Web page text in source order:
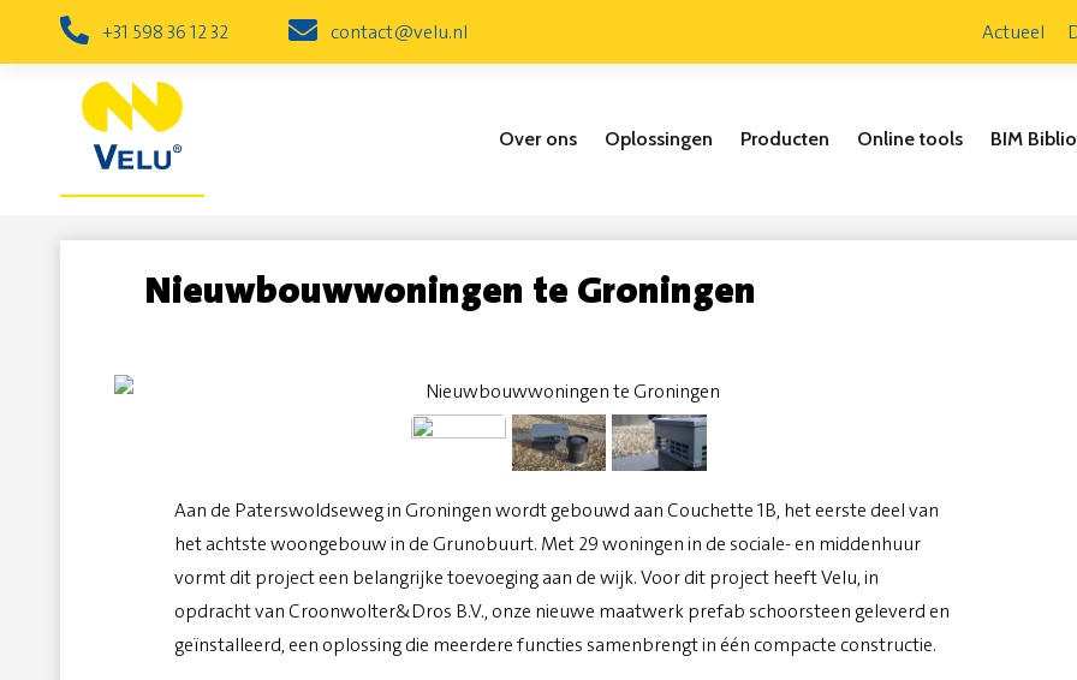
+31 598 36 12 32 contact@velu.nl Actueel
Over ons Oplossingen
Nieuwbouw Renovatie
Producten Online tools BIM
Nieuwbouwwoningen te Groningen
Aan de Paterswoldseweg in Groningen wordt gebouwd aan Couchette 1B, het eerste deel van
het achtste woongebouw in de Grunobuurt. Met 29 woningen in de sociale- en middenhuur
vormt dit project een belangrijke toevoeging aan de wijk. Voor dit project heeft Velu, in
opdracht van Croonwolter&Dros B.V., onze nieuwe maatwerk prefab schoorsteen geleverd en
geïnstalleerd, een oplossing die meerdere functies samenbrengt in één compacte constructie.